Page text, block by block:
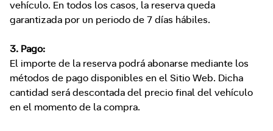
vehículo. En todos los casos, la reserva queda
garantizada por un periodo de 7 días hábiles.
3. Pago:
El importe de la reserva podrá abonarse mediante los
métodos de pago disponibles en el Sitio Web. Dicha
cantidad será descontada del precio final del vehículo
en el momento de la compra.